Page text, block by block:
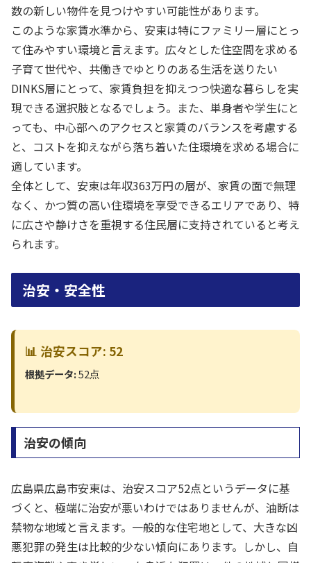
数の新しい物件を見つけやすい可能性があります。
このような家賃水準から、安東は特にファミリー層にとっ
て住みやすい環境と言えます。広々とした住空間を求める
子育て世代や、共働きでゆとりのある生活を送りたい
DINKS層にとって、家賃負担を抑えつつ快適な暮らしを実
現できる選択肢となるでしょう。また、単身者や学生にと
っても、中心部へのアクセスと家賃のバランスを考慮する
と、コストを抑えながら落ち着いた住環境を求める場合に
適しています。
全体として、安東は年収363万円の層が、家賃の面で無理
なく、かつ質の高い住環境を享受できるエリアであり、特
に広さや静けさを重視する住民層に支持されていると考え
られます。
治安・安全性
📊 治安スコア: 52
根拠データ:52点
治安の傾向
広島県広島市安東は、治安スコア52点というデータに基
づくと、極端に治安が悪いわけではありませんが、油断は
禁物な地域と言えます。一般的な住宅地として、大きな凶
悪犯罪の発生は比較的少ない傾向にあります。しかし、自